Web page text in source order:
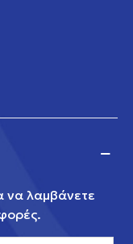
να λαμβάνετε